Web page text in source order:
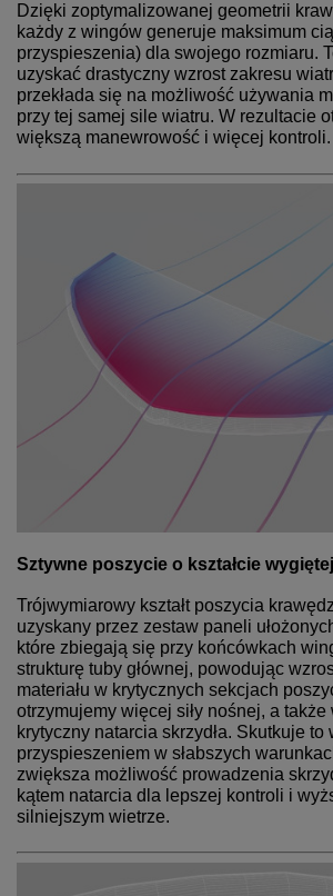
Dzięki zoptymalizowanej geometrii
każdy z wingów generuje maksimum
przyspieszenia) dla swojego rozmiaru.
uzyskać drastyczny wzrost zakresu
przekłada się na możliwość używania
przy tej samej sile wiatru. W rezultacie
większą manewrowość i więcej kontroli.
Sztywne poszycie o kształcie
Trójwymiarowy kształt poszycia
uzyskany przez zestaw paneli
które zbiegają się przy końcówkach
strukturę tuby głównej, powodując
materiału w krytycznych sekcjach
otrzymujemy więcej siły nośnej, a także
krytyczny natarcia skrzydła. Skutkuje to
przyspieszeniem w słabszych
zwiększa możliwość prowadzenia
kątem natarcia dla lepszej kontroli i
silniejszym wietrze.